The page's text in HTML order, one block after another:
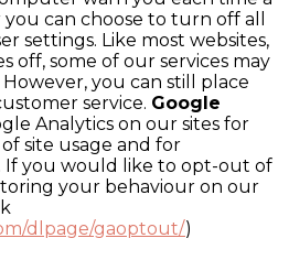
can choose to turn off all
settings. Like most websites,
off, some of our services may
you can still place
service. Google
Analytics on our sites for
site usage and for
If you would like to opt-out of
your behaviour on our
dlpage/gaoptout/)